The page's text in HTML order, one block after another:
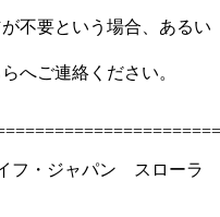
不要という場合、あるい
へご連絡ください。
フ・ジャパン スローラ